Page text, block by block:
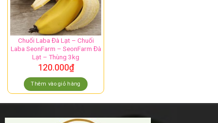
Chuối Laba Đà Lạt – Chuối
Laba SeonFarm – SeonFarm Đà
Lạt – Thùng 3kg
120.000₫
Thêm vào giỏ hàng